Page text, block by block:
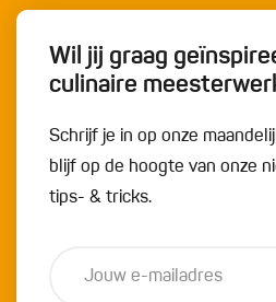
Wil jij graag
culinaire
Schrijf je in op onze
blijf op de hoogte van onze
tips- & tricks.